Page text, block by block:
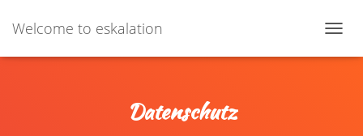
Welcome to eskalation
A
Datenschutz